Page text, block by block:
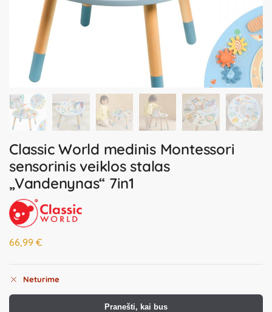
Classic World medinis Montessori
sensorinis veiklos stalas
„Vandenynas“ 7in1
66,99 €
Neturime
Pranešti, kai bus